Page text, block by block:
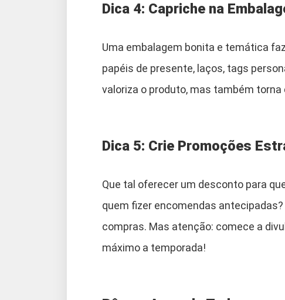
Dica 4: Capriche na
Uma embalagem bonita e temática
papéis de presente, laços, tags
valoriza o produto, mas também
Dica 5: Crie Promoções
Que tal oferecer um desconto para
quem fizer encomendas
compras. Mas atenção: comece a
máximo a temporada!